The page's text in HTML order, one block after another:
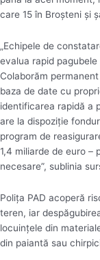
care 15 în Broşteni şi
„Echipele de
evalua rapid
Colaborăm
baza de date cu
identificarea rapidă a
are la dispoziţie
program de
1,4 miliarde de euro –
necesare”, sublinia
Poliţa PAD acoperă
teren, iar
locuinţele din
din paiantă sau